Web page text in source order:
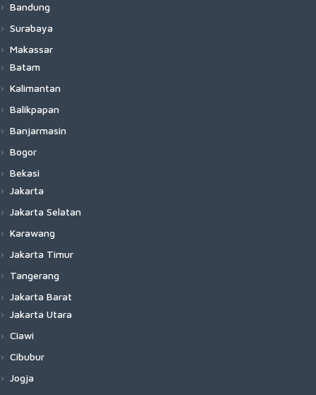
Bandung
Surabaya
Makassar
Batam
Kalimantan
Balikpapan
Banjarmasin
Bogor
Bekasi
Jakarta
Jakarta Selatan
Karawang
Jakarta Timur
Tangerang
Jakarta Barat
Jakarta Utara
Ciawi
Cibubur
Jogja